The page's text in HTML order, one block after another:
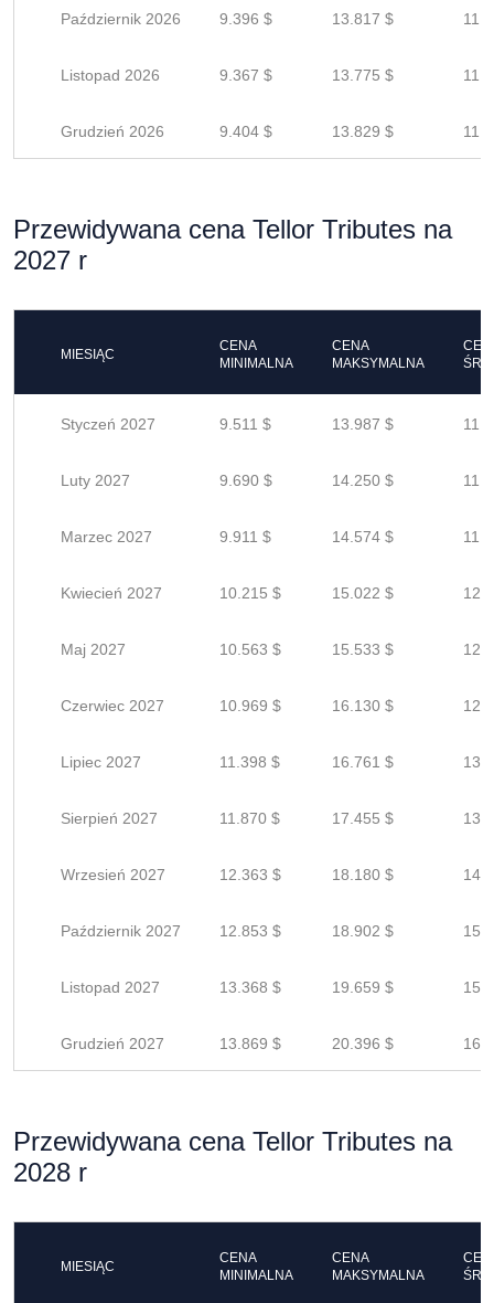
Październik 2026 9.396 $ 13.817 $
Listopad 2026 9.367 $ 13.775 $
Grudzień 2026 9.404 $ 13.829 $
Przewidywana cena Tellor Tributes na
2027 r
MIESIĄC
CENA
MINIMALNA
CENA
MAKSYMALNA
Styczeń 2027 9.511 $ 13.987 $
Luty 2027 9.690 $ 14.250 $
Marzec 2027 9.911 $ 14.574 $
Kwiecień 2027 10.215 $ 15.022 $
Maj 2027 10.563 $ 15.533 $
Czerwiec 2027 10.969 $ 16.130 $
Lipiec 2027 11.398 $ 16.761 $
Sierpień 2027 11.870 $ 17.455 $
Wrzesień 2027 12.363 $ 18.180 $
Październik 2027 12.853 $ 18.902 $
Listopad 2027 13.368 $ 19.659 $
Grudzień 2027 13.869 $ 20.396 $
Przewidywana cena Tellor Tributes na
2028 r
MIESIĄC
CENA
MINIMALNA
CENA
MAKSYMALNA